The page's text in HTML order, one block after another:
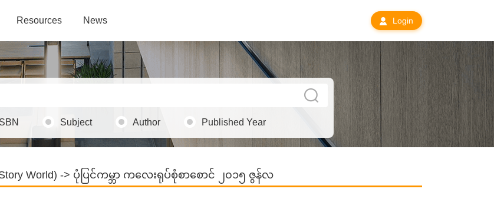
Resources News Login
ISBN Subject Author Published Year
World) -> ပုံပြင်ကမ္ဘာ ကလေးရုပ်စုံစာစောင် ၂၀၁၅ ဇွန်လ